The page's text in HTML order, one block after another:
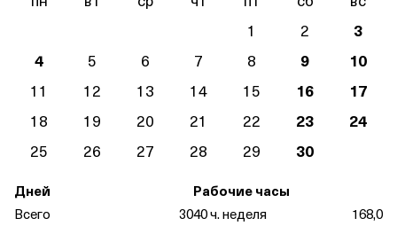
1
2
3
4
5 6 7 8 9
10
11
12 13 14 15 16
17
18
19 20 21 22 23
24
25
26 27 28 29 30
Дней
Всего
30
Рабочие часы
40 ч. неделя
168,0